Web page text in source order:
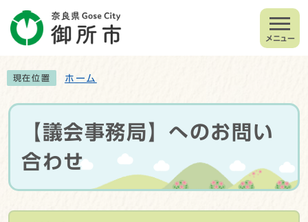
メニュー
現在位置 ホーム
【議会事務局】へのお問い
合わせ